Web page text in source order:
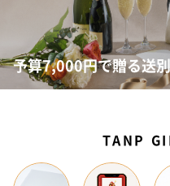
予算7,000円で贈る送
TANP